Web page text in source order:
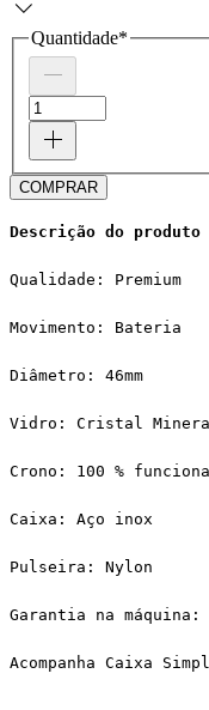
Quantidade*
COMPRAR
Descrição do produto
Qualidade: Premium
Movimento: Bateria
Diâmetro: 46mm
Vidro: Cristal
Crono: 100 %
Caixa: Aço inox
Pulseira: Nylon
Garantia na máquina:
Acompanha Caixa